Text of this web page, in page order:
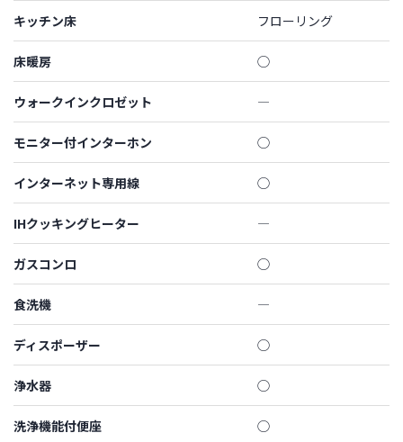
キッチン床 フローリング
床暖房 ◯
ウォークインクロゼット ―
モニター付インターホン ◯
インターネット専用線 ◯
IHクッキングヒーター ―
ガスコンロ ◯
食洗機 ―
ディスポーザー ◯
浄水器 ◯
洗浄機能付便座 ◯